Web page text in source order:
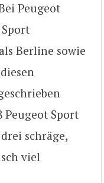
Peugeot
Berline sowie
Peugeot Sport
schräge,
viel